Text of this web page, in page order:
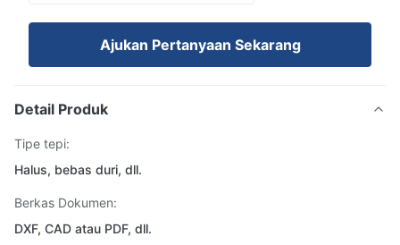
Ajukan Pertanyaan Sekarang
Detail Produk
Tipe tepi:
Halus, bebas duri, dll.
Berkas Dokumen:
DXF, CAD atau PDF, dll.